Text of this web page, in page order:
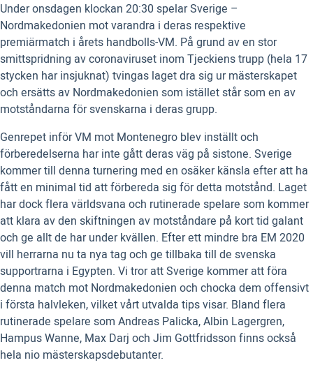
Under onsdagen klockan 20:30 spelar Sverige –
Nordmakedonien mot varandra i deras respektive
premiärmatch i årets handbolls-VM. På grund av en stor
smittspridning av coronaviruset inom Tjeckiens trupp (hela 17
stycken har insjuknat) tvingas laget dra sig ur mästerskapet
och ersätts av Nordmakedonien som istället står som en av
motståndarna för svenskarna i deras grupp.
Genrepet inför VM mot Montenegro blev inställt och
förberedelserna har inte gått deras väg på sistone. Sverige
kommer till denna turnering med en osäker känsla efter att ha
fått en minimal tid att förbereda sig för detta motstånd. Laget
har dock flera världsvana och rutinerade spelare som kommer
att klara av den skiftningen av motståndare på kort tid galant
och ge allt de har under kvällen. Efter ett mindre bra EM 2020
vill herrarna nu ta nya tag och ge tillbaka till de svenska
supportrarna i Egypten. Vi tror att Sverige kommer att föra
denna match mot Nordmakedonien och chocka dem offensivt
i första halvleken, vilket vårt utvalda tips visar. Bland flera
rutinerade spelare som Andreas Palicka, Albin Lagergren,
Hampus Wanne, Max Darj och Jim Gottfridsson finns också
hela nio mästerskapsdebutanter.